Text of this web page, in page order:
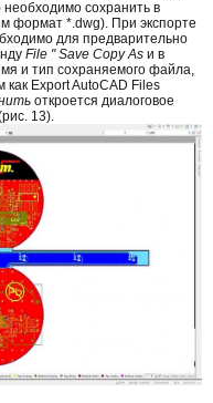
сохранить в
формат *.dwg). При экспорте
для предварительно
File " Save Copy As и в
и тип сохраняемого файла,
Export AutoCAD Files
откроется диалоговое
13).